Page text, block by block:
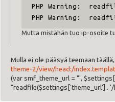
PHP Warning:
PHP Warning:
Mutta mistähän tuo ip-osoite
Mulla ei ole pääsyä teemaan
theme-2/view/head:/
(var smf_theme_url = "',
"readfile($settings['theme_url'] .